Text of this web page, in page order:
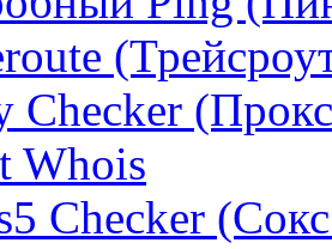
Checker
Whois
Checker